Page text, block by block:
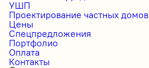
УШП
Проектирование частных домов
Цены
Спецпредложения
Портфолио
Оплата
Контакты